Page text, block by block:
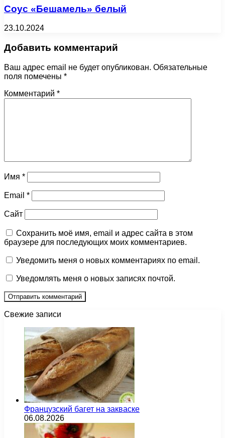
Соус «Бешамель» белый
23.10.2024
Добавить комментарий
Ваш адрес email не будет опубликован. Обязательные
поля помечены *
Комментарий *
Имя *
Email *
Сайт
Сохранить моё имя, email и адрес сайта в этом
браузере для последующих моих комментариев.
Уведомить меня о новых комментариях по email.
Уведомлять меня о новых записях почтой.
Свежие записи
Французский багет на закваске
06.08.2026